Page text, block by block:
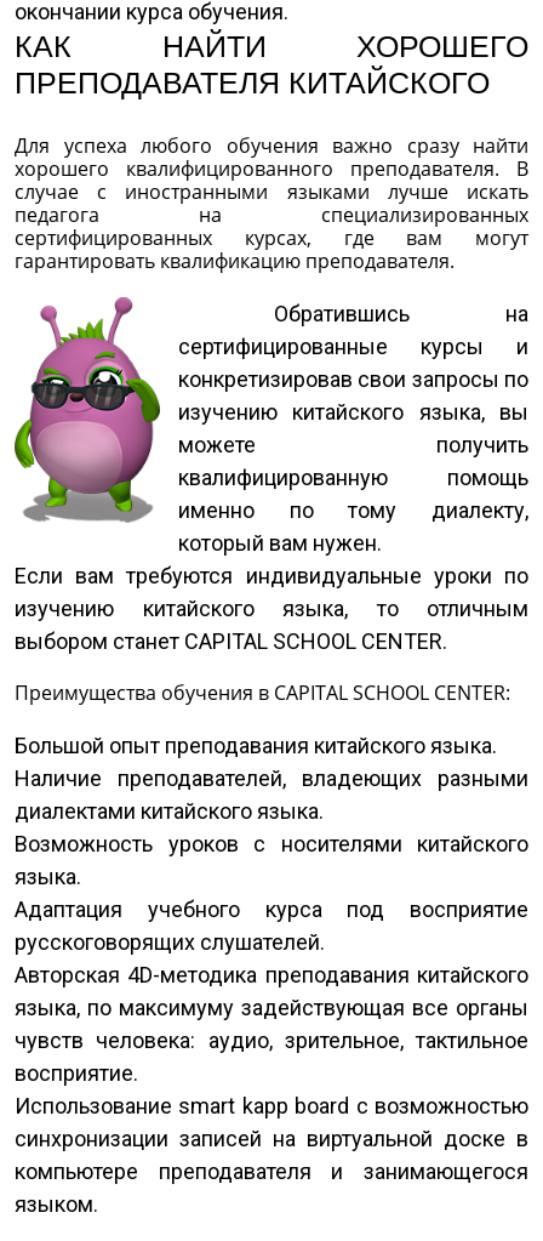
окончании курса обучения.
КАК НАЙТИ ХОРОШЕГО
ПРЕПОДАВАТЕЛЯ КИТАЙСКОГО
Для успеха любого обучения важно сразу найти
хорошего квалифицированного преподавателя. В
случае с иностранными языками лучше искать
педагога на специализированных
сертифицированных курсах, где вам могут
гарантировать квалификацию преподавателя.
Обратившись на
сертифицированные курсы и
конкретизировав свои запросы по
изучению китайского языка, вы
можете получить
квалифицированную помощь
именно по тому диалекту,
который вам нужен.
Если вам требуются индивидуальные уроки по
изучению китайского языка, то отличным
выбором станет CAPITAL SCHOOL CENTER.
Преимущества обучения в CAPITAL SCHOOL CENTER:
Большой опыт преподавания китайского языка.
Наличие преподавателей, владеющих разными
диалектами китайского языка.
Возможность уроков с носителями китайского
языка.
Адаптация учебного курса под восприятие
русскоговорящих слушателей.
Авторская 4D-методика преподавания китайского
языка, по максимуму задействующая все органы
чувств человека: аудио, зрительное, тактильное
восприятие.
Использование smart kapp board с возможностью
синхронизации записей на виртуальной доске в
компьютере преподавателя и занимающегося
языком.